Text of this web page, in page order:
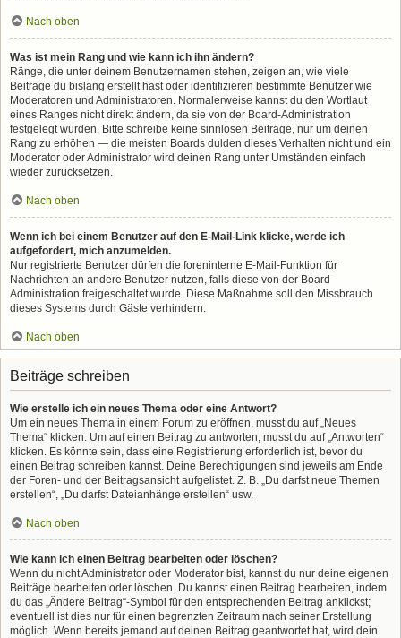
Nach oben
Was ist mein Rang und wie kann ich ihn ändern?
Ränge, die unter deinem Benutzernamen stehen, zeigen an, wie viele
Beiträge du bislang erstellt hast oder identifizieren bestimmte Benutzer wie
Moderatoren und Administratoren. Normalerweise kannst du den Wortlaut
eines Ranges nicht direkt ändern, da sie von der Board-Administration
festgelegt wurden. Bitte schreibe keine sinnlosen Beiträge, nur um deinen
Rang zu erhöhen — die meisten Boards dulden dieses Verhalten nicht und ein
Moderator oder Administrator wird deinen Rang unter Umständen einfach
wieder zurücksetzen.
Nach oben
Wenn ich bei einem Benutzer auf den E-Mail-Link klicke, werde ich
aufgefordert, mich anzumelden.
Nur registrierte Benutzer dürfen die foreninterne E-Mail-Funktion für
Nachrichten an andere Benutzer nutzen, falls diese von der Board-
Administration freigeschaltet wurde. Diese Maßnahme soll den Missbrauch
dieses Systems durch Gäste verhindern.
Nach oben
Beiträge schreiben
Wie erstelle ich ein neues Thema oder eine Antwort?
Um ein neues Thema in einem Forum zu eröffnen, musst du auf „Neues
Thema“ klicken. Um auf einen Beitrag zu antworten, musst du auf „Antworten“
klicken. Es könnte sein, dass eine Registrierung erforderlich ist, bevor du
einen Beitrag schreiben kannst. Deine Berechtigungen sind jeweils am Ende
der Foren- und der Beitragsansicht aufgelistet. Z. B. „Du darfst neue Themen
erstellen“, „Du darfst Dateianhänge erstellen“ usw.
Nach oben
Wie kann ich einen Beitrag bearbeiten oder löschen?
Wenn du nicht Administrator oder Moderator bist, kannst du nur deine eigenen
Beiträge bearbeiten oder löschen. Du kannst einen Beitrag bearbeiten, indem
du das „Ändere Beitrag“-Symbol für den entsprechenden Beitrag anklickst;
eventuell ist dies nur für einen begrenzten Zeitraum nach seiner Erstellung
möglich. Wenn bereits jemand auf deinen Beitrag geantwortet hat, wird dein